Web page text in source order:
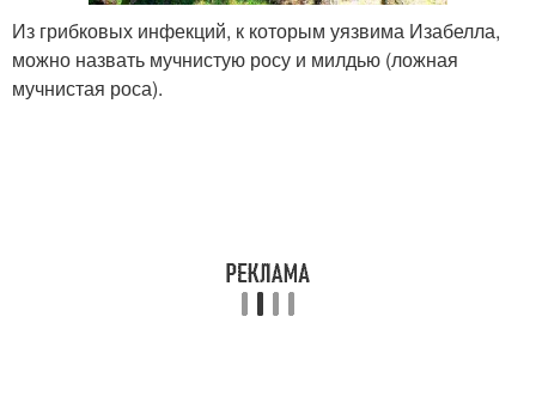
Из грибковых инфекций, к которым уязвима Изабелла,
можно назвать мучнистую росу и милдью (ложная
мучнистая роса).